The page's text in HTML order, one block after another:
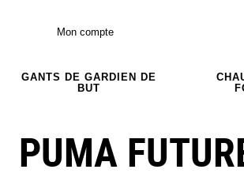
Mon compte
GANTS DE GARDIEN DE
BUT
PUMA